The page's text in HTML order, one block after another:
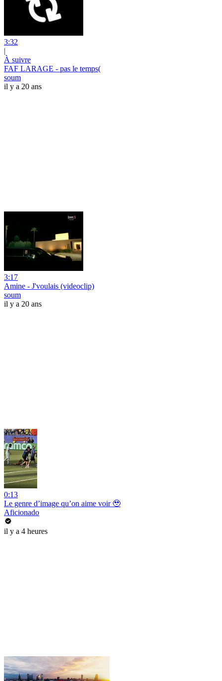
3:32
|
À suivre
FAF LARAGE - pas le temps(
soum
il y a 20 ans
3:17
Amine - J'voulais (videoclip)
soum
il y a 20 ans
0:13
Le genre d’image qu’on aime voir 🥹
Aficionado
il y a 4 heures